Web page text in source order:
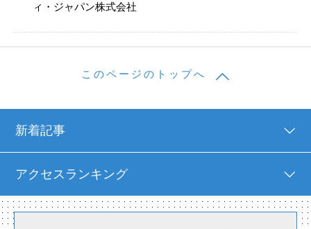
ィ・ジャパン株式会社
このページのトップへ
新着記事
アクセスランキング